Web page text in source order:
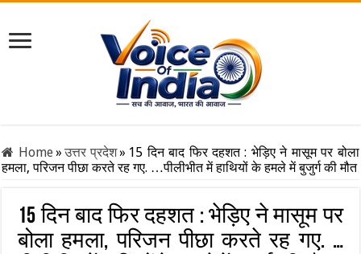
Home»उत्तर प्रदेश» 15 दिन बाद फिर दहशत : भेड़िए ने मासूम पर बोला
हमला, परिजन पीछा करते रह गए. …पीलीभीत में हाथियों के हमले में बुजुर्ग की मौत
15 दिन बाद फिर दहशत : भेड़िए ने मासूम पर
बोला हमला, परिजन पीछा करते रह गए. …